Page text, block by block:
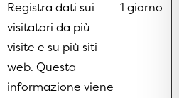
Registra dati sui
visitatori da più
visite e su più siti
web. Questa
informazione viene
1 giorno